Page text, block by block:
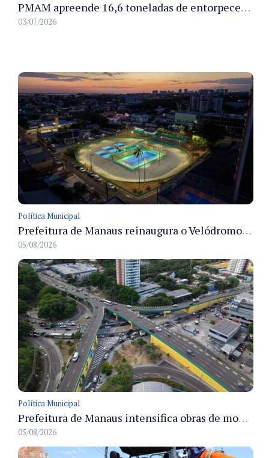
PMAM apreende 16,6 toneladas de entorpecentes e registra aumento nas prisões em flagrante e nas capturas de foragidos no primeiro semestre de 2026
03/07/2026
Política Municipal
Prefeitura de Manaus reinaugura o Velódromo Professora Alzira Campos e entrega espaço esportivo totalmente revitalizado
05/08/2026
Política Municipal
Prefeitura de Manaus intensifica obras de modernização no viaduto Miguel Arraes para ampliar segurança e acessibilidade na região
05/08/2026